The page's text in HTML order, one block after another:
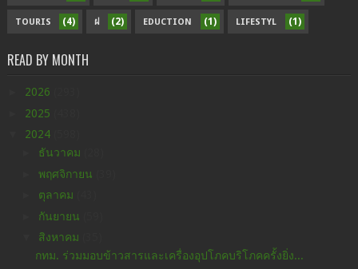
TOURIS (4) ฝ (2) EDUCTION (1) LIFESTYL (1)
READ BY MONTH
2026
2025
2024
ธันวาคม
พฤศจิกายน
ตุลาคม
กันยายน
สิงหาคม
กทม. ร่วมมอบข้าวสารและเครื่องอุปโภคบริโภคครั้งยิ่ง...